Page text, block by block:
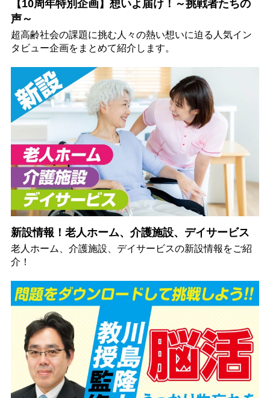
【10周年特別企画】想いよ届け！～挑戦者たちの
声～
超高齢社会の課題に挑む人々の熱い想いに迫る人気イン
タビュー企画をまとめて紹介します。
新設情報！老人ホーム、介護施設、デイサービス
老人ホーム、介護施設、デイサービスの新設情報をご紹
介！